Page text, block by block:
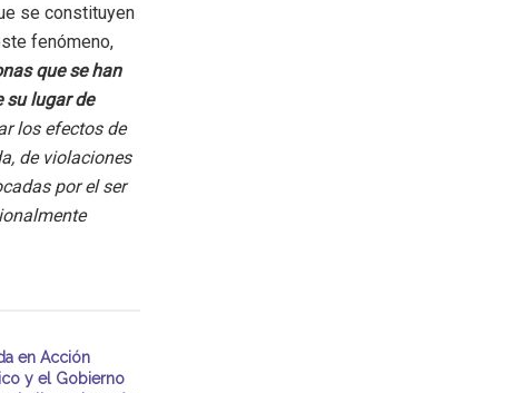
se constituyen
fenómeno,
que se han
su lugar de
los efectos de
de violaciones
por el ser
en Acción
y el Gobierno